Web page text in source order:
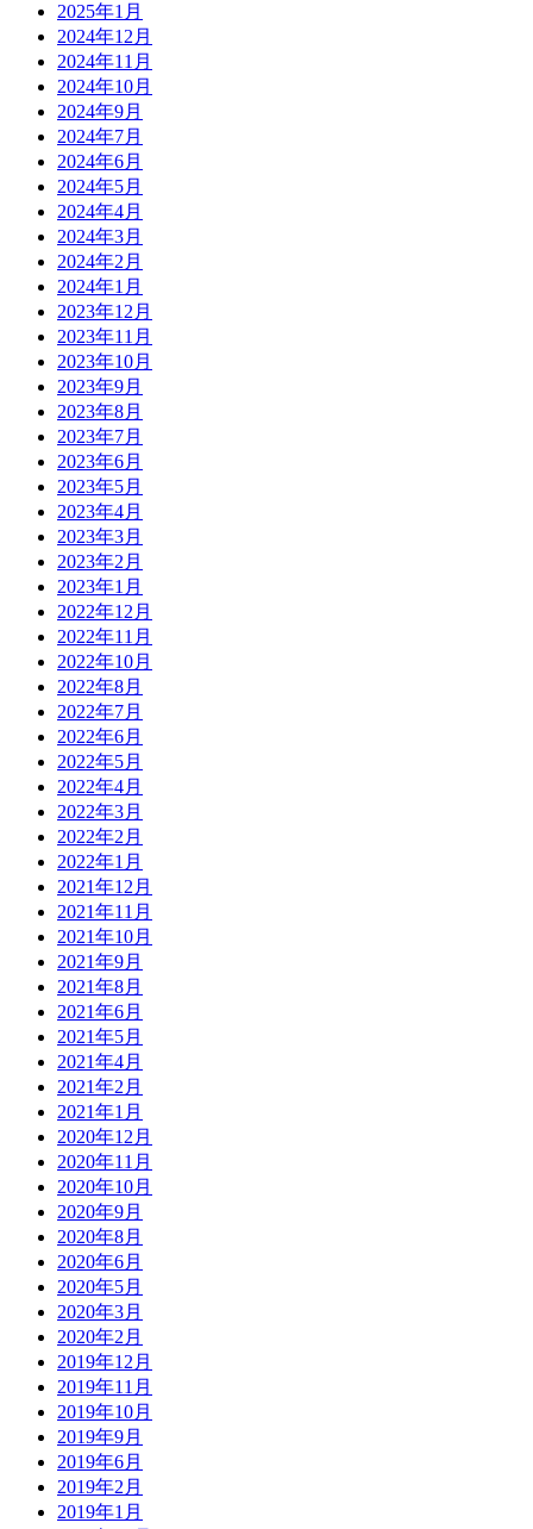
2025年1月
2024年12月
2024年11月
2024年10月
2024年9月
2024年7月
2024年6月
2024年5月
2024年4月
2024年3月
2024年2月
2024年1月
2023年12月
2023年11月
2023年10月
2023年9月
2023年8月
2023年7月
2023年6月
2023年5月
2023年4月
2023年3月
2023年2月
2023年1月
2022年12月
2022年11月
2022年10月
2022年8月
2022年7月
2022年6月
2022年5月
2022年4月
2022年3月
2022年2月
2022年1月
2021年12月
2021年11月
2021年10月
2021年9月
2021年8月
2021年6月
2021年5月
2021年4月
2021年2月
2021年1月
2020年12月
2020年11月
2020年10月
2020年9月
2020年8月
2020年6月
2020年5月
2020年3月
2020年2月
2019年12月
2019年11月
2019年10月
2019年9月
2019年6月
2019年2月
2019年1月